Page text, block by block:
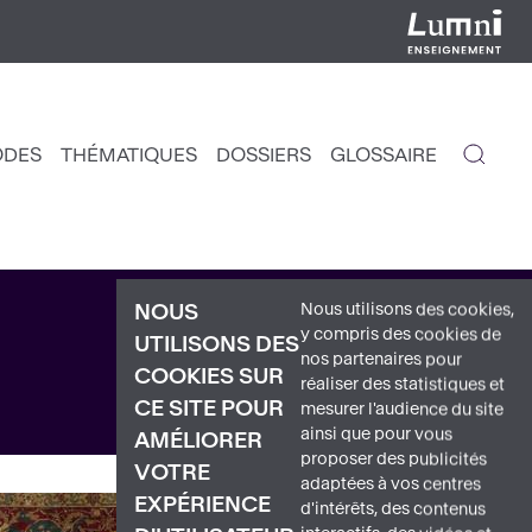
NOUS
UTILISONS DES
COOKIES SUR
CE SITE POUR
AMÉLIORER
VOTRE
EXPÉRIENCE
Nous utilisons des cookies,
y compris des cookies de
nos partenaires pour
réaliser des statistiques et
mesurer l'audience du site
ainsi que pour vous
proposer des publicités
adaptées à vos centres
d'intérêts, des contenus
THÉMATIQUES DOSSIERS GLOSSAIRE